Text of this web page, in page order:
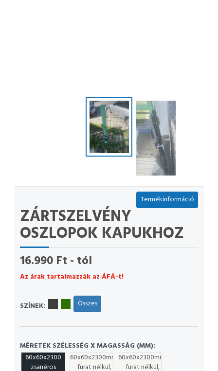
Termékinformáció
ZÁRTSZELVÉNY
OSZLOPOK KAPUKHOZ
16.990 Ft - tól
Az árak tartalmazzák az ÁFÁ-t!
SZÍNEK: Összes
MÉRETEK SZÉLESSÉG X MAGASSÁG (MM):
60x60x2300
zsanéros
60x60x2300mm,
furat nélkül,
60x60x2300mm,
furat nélkül,